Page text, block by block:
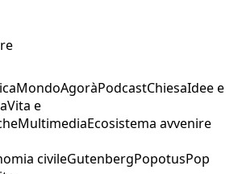
MondoAgoràPodcastChiesaIdee e
Vita e
MultimediaEcosistema avvenire
civileGutenbergPopotusPop